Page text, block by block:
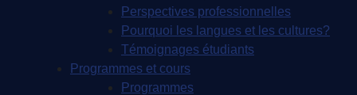
Perspectives professionnelles
Pourquoi les langues et les cultures?
Témoignages étudiants
Programmes et cours
Programmes